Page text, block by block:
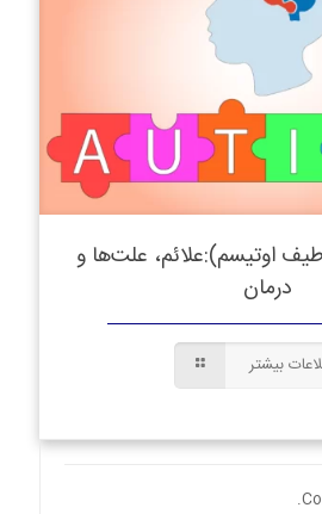
اوتیسم):علائم، علت‌ها و
درمان
بیشتر